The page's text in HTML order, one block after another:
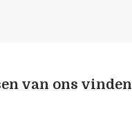
van ons vinden